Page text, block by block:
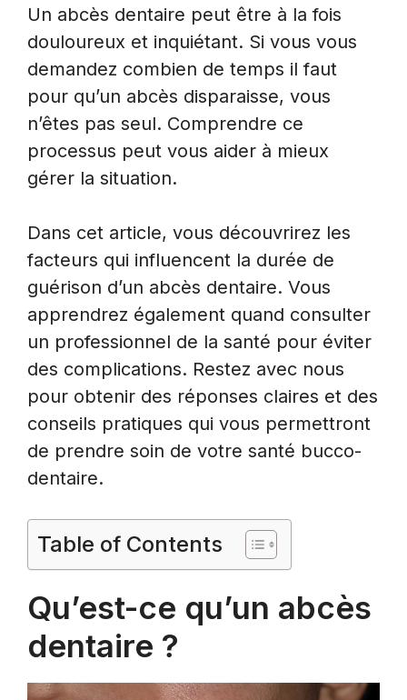
Un abcès dentaire peut être à la fois
douloureux et inquiétant. Si vous vous
demandez combien de temps il faut
pour qu’un abcès disparaisse, vous
n’êtes pas seul. Comprendre ce
processus peut vous aider à mieux
gérer la situation.
Dans cet article, vous découvrirez les
facteurs qui influencent la durée de
guérison d’un abcès dentaire. Vous
apprendrez également quand consulter
un professionnel de la santé pour éviter
des complications. Restez avec nous
pour obtenir des réponses claires et des
conseils pratiques qui vous permettront
de prendre soin de votre santé bucco-
dentaire.
Table of Contents
Qu’est-ce qu’un abcès
dentaire ?